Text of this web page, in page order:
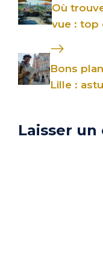
Où
vue : top
Bons
Lille :
Laisser